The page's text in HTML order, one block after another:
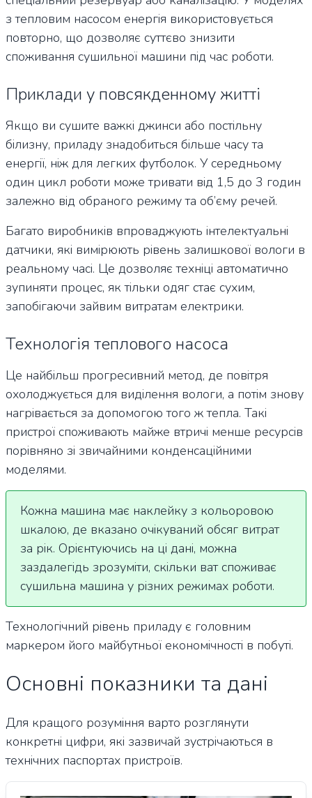
з тепловим насосом енергія використовується
повторно, що дозволяє суттєво знизити
споживання сушильної машини під час роботи.
Приклади у повсякденному житті
Якщо ви сушите важкі джинси або постільну
білизну, приладу знадобиться більше часу та
енергії, ніж для легких футболок. У середньому
один цикл роботи може тривати від 1,5 до 3 годин
залежно від обраного режиму та об’єму речей.
Багато виробників впроваджують інтелектуальні
датчики, які вимірюють рівень залишкової вологи в
реальному часі. Це дозволяє техніці автоматично
зупиняти процес, як тільки одяг стає сухим,
запобігаючи зайвим витратам електрики.
Технологія теплового насоса
Це найбільш прогресивний метод, де повітря
охолоджується для виділення вологи, а потім знову
нагрівається за допомогою того ж тепла. Такі
пристрої споживають майже втричі менше ресурсів
порівняно зі звичайними конденсаційними
моделями.
Кожна машина має наклейку з кольоровою
шкалою, де вказано очікуваний обсяг витрат
за рік. Орієнтуючись на ці дані, можна
заздалегідь зрозуміти, скільки ват споживає
сушильна машина у різних режимах роботи.
Технологічний рівень приладу є головним
маркером його майбутньої економічності в побуті.
Основні показники та дані
Для кращого розуміння варто розглянути
конкретні цифри, які зазвичай зустрічаються в
технічних паспортах пристроїв.